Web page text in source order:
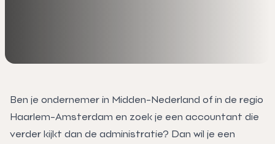
Ben je ondernemer in Midden-Nederland of in de regio
Haarlem-Amsterdam en zoek je een accountant die
verder kijkt dan de administratie? Dan wil je een